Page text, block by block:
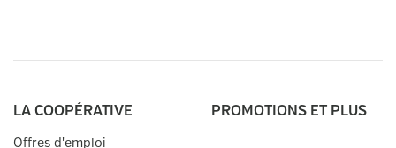
LA COOPÉRATIVE
Offres d'emploi
PROMOTIONS ET PLUS